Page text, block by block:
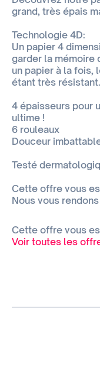
grand, très épais
Technologie 4D:
Un papier 4
garder la mémoire
un papier à la fois,
étant très résistant.
4 épaisseurs pour
ultime !
6 rouleaux
Douceur
Testé
Cette offre vous
Nous vous
Cette offre vous
Voir toutes les